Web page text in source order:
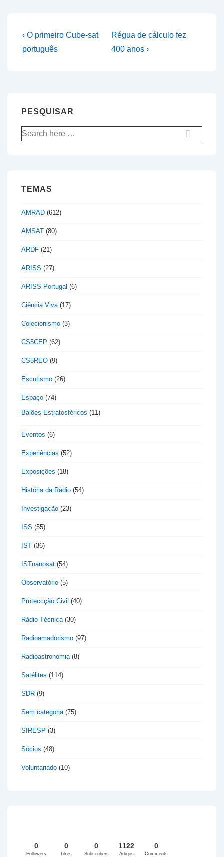
Navegação
de
Previous
Post
‹ O primeiro Cube-sat
português
Next
Post
Régua de cálculo fez
400 anos ›
PESQUISAR
Pesquisar
por:
TEMAS
AMRAD (612)
AMSAT (80)
ARDF (21)
ARISS (27)
ARISS Portugal (6)
Ciência Viva(17)
Colecionismo (3)
CS5CEP (62)
CS5REO (9)
Escutismo (26)
Espaço (74)
Balões Estratosféricos (11)
Eventos (6)
Experiências (52)
Exposições (18)
História da Rádio (54)
Investigação (23)
ISS (55)
IST (36)
ISTnanosat (54)
Observatório (5)
Proteccção Civil (40)
Rádio Técnica(30)
Radioamadorismo (97)
Radioastronomia(8)
Satélites (114)
SDR (9)
Sem categoria(75)
SIRESP (3)
Sócios (48)
Voluntariado (10)
0
Followers
0
Likes
0
Subscribers
1122
Artigos
0
Comments